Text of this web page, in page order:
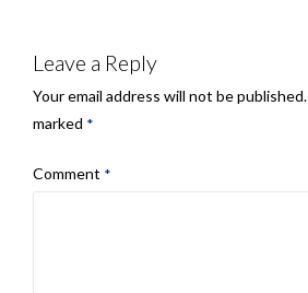
Leave a Reply
Your email address will not be published.
marked *
Comment *